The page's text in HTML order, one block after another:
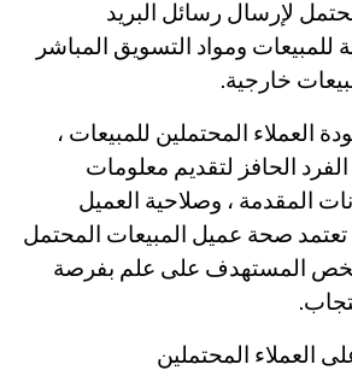
لإرسال رسائل البريد
للمبيعات ومواد التسويق المباشر
خارجية.
العملاء المحتملين للمبيعات ،
الحافز لتقديم معلومات
المقدمة ، وصلاحية العميل
تعتمد صحة عميل المبيعات المحتمل
المستهدف على علم بفرصة
العملاء المحتملين